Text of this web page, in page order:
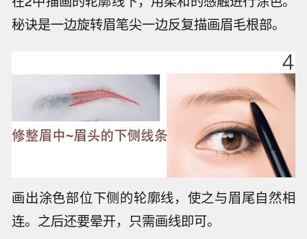
秘诀是一边旋转眉笔尖一边反复描画眉毛根部。
画出涂色部位下侧的轮廓线，使之与眉尾自然相
连。之后还要晕开，只需画线即可。